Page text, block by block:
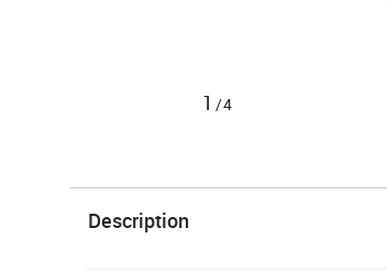
1 /4
Description